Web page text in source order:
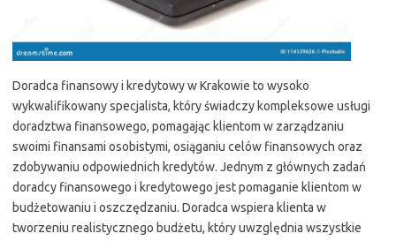
Doradca finansowy i kredytowy w Krakowie to wysoko
wykwalifikowany specjalista, który świadczy kompleksowe usługi
doradztwa finansowego, pomagając klientom w zarządzaniu
swoimi finansami osobistymi, osiąganiu celów finansowych oraz
zdobywaniu odpowiednich kredytów. Jednym z głównych zadań
doradcy finansowego i kredytowego jest pomaganie klientom w
budżetowaniu i oszczędzaniu. Doradca wspiera klienta w
tworzeniu realistycznego budżetu, który uwzględnia wszystkie